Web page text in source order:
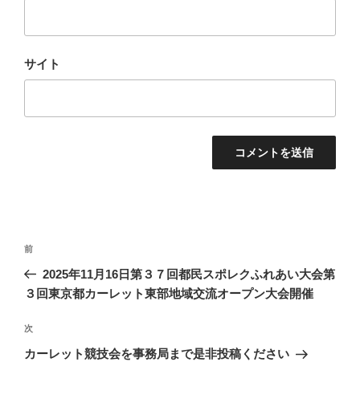
サイト
投
ナ
ゲ
ー
過
去
の
稿
前
2025年11月16日第３７回都民スポレクふれあい大会第
３回東京都カーレット東部地域交流オープン大会開催
次
の
次
カーレット競技会を事務局まで是非投稿ください